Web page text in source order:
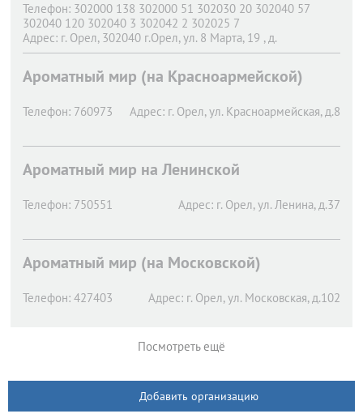
Телефон: 302000 138 302000 51 302030 20 302040 57
302040 120 302040 3 302042 2 302025 7
Адрес: г. Орел, 302040 г.Орел, ул. 8 Марта, 19 , д.
Ароматный мир (на Красноармейской)
Телефон: 760973 Адрес: г. Орел, ул. Красноармейская, д.8
Ароматный мир на Ленинской
Телефон: 750551 Адрес: г. Орел, ул. Ленина, д.37
Ароматный мир (на Московской)
Телефон: 427403 Адрес: г. Орел, ул. Московская, д.102
Посмотреть ещё
Добавить организацию